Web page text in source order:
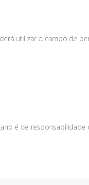
utilizar o campo de
é de responsabilidade